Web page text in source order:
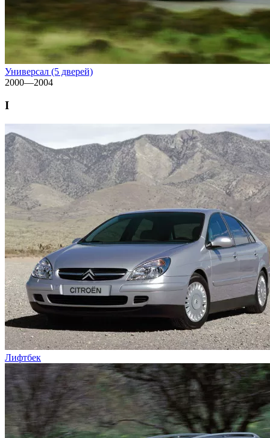
Универсал (5 дверей)
2000—2004
I
Лифтбек